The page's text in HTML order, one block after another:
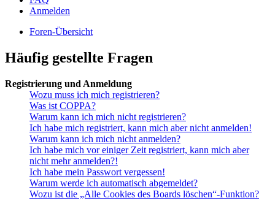
Anmelden
Foren-Übersicht
Häufig gestellte Fragen
Registrierung und Anmeldung
Wozu muss ich mich registrieren?
Was ist COPPA?
Warum kann ich mich nicht registrieren?
Ich habe mich registriert, kann mich aber nicht anmelden!
Warum kann ich mich nicht anmelden?
Ich habe mich vor einiger Zeit registriert, kann mich aber
nicht mehr anmelden?!
Ich habe mein Passwort vergessen!
Warum werde ich automatisch abgemeldet?
Wozu ist die „Alle Cookies des Boards löschen“-Funktion?